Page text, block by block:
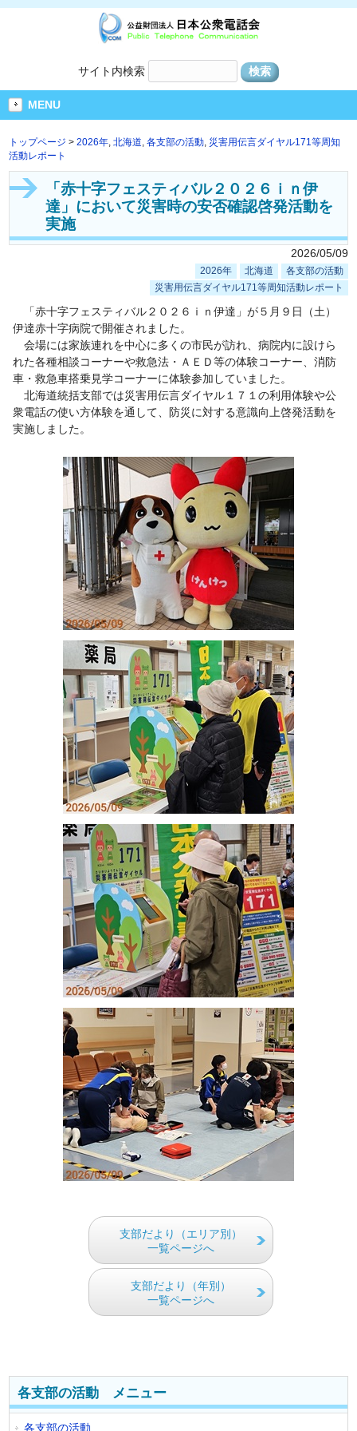
サイト内検索
MENU
トップページ >2026年 ,北海道 ,各支部の活動 災害用伝言ダイヤル171等周知
活動レポート
「赤十字フェスティバル２０２６ｉｎ伊
達」において災害時の安否確認啓発活動を
実施
2026/05/09
2026年 北海道
各支部の活動
災害用伝言ダイヤル171等周知活動レポート
「赤十字フェスティバル２０２６ｉｎ伊達」が５月９日（土）
伊達赤十字病院で開催されました。
会場には家族連れを中心に多くの市民が訪れ、病院内に設けら
れた各種相談コーナーや救急法・ＡＥＤ等の体験コーナー、消防
車・救急車搭乗見学コーナーに体験参加していました。
北海道統括支部では災害用伝言ダイヤル１７１の利用体験や公
衆電話の使い方体験を通して、防災に対する意識向上啓発活動を
実施しました。
支部だより（エリア別）
一覧ページへ
支部だより（年別）
一覧ページへ
各支部の活動 メニュー
各支部の活動